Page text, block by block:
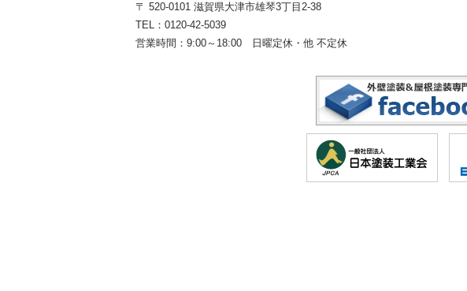
〒 520-0101 滋賀県大津市雄琴3丁目2-38
TEL： 0120-42-5039
営業時間：9:00～18:00
日曜定休・他 不定休